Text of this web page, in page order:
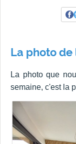
La photo de
La photo que
semaine, c'est la